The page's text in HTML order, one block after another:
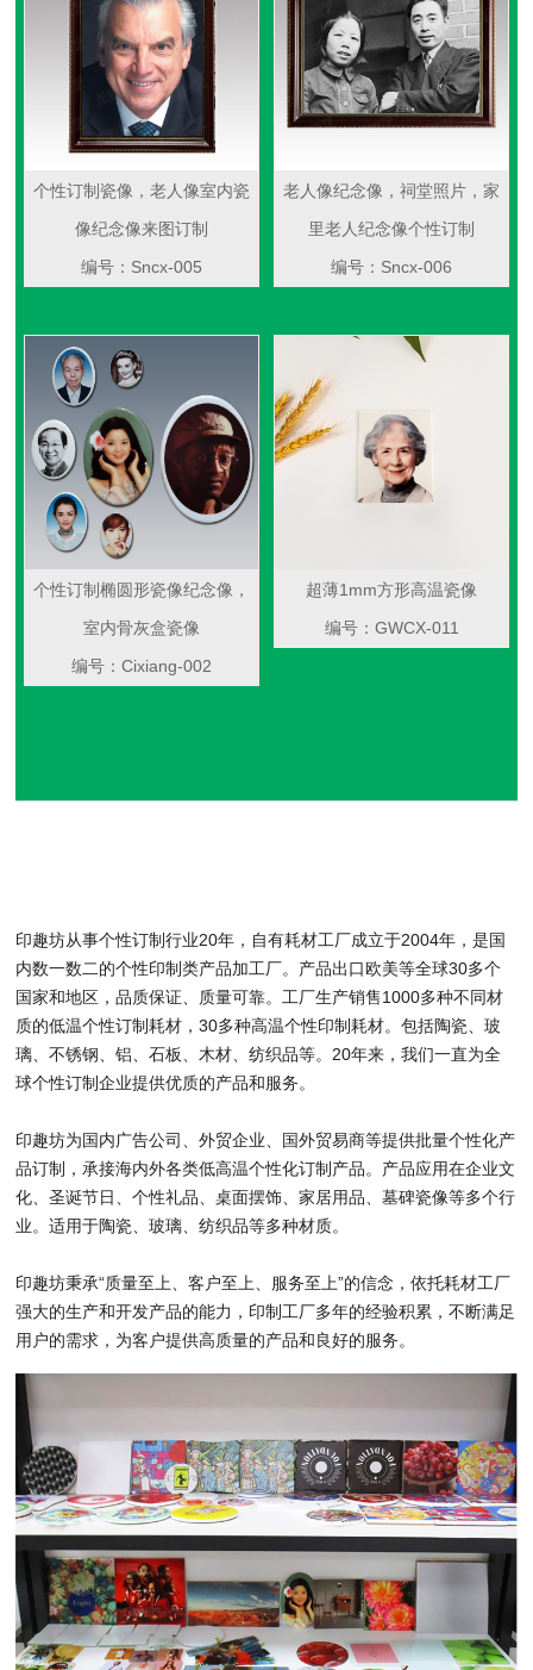
个性订制瓷像，老人像室内瓷
像纪念像来图订制
编号：Sncx-005
老人像纪念像，祠堂照片，家
里老人纪念像个性订制
编号：Sncx-006
个性订制椭圆形瓷像纪念像，
室内骨灰盒瓷像
编号：Cixiang-002
超薄1mm方形高温瓷像
编号：GWCX-011
印趣坊从事个性订制行业20年，自有耗材工厂成立于2004年，是国
内数一数二的个性印制类产品加工厂。产品出口欧美等全球30多个
国家和地区，品质保证、质量可靠。工厂生产销售1000多种不同材
质的低温个性订制耗材，30多种高温个性印制耗材。包括陶瓷、玻
璃、不锈钢、铝、石板、木材、纺织品等。20年来，我们一直为全
球个性订制企业提供优质的产品和服务。
印趣坊为国内广告公司、外贸企业、国外贸易商等提供批量个性化产
品订制，承接海内外各类低高温个性化订制产品。产品应用在企业文
化、圣诞节日、个性礼品、桌面摆饰、家居用品、墓碑瓷像等多个行
业。适用于陶瓷、玻璃、纺织品等多种材质。
印趣坊秉承“质量至上、客户至上、服务至上”的信念，依托耗材工厂
强大的生产和开发产品的能力，印制工厂多年的经验积累，不断满足
用户的需求，为客户提供高质量的产品和良好的服务。